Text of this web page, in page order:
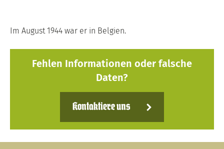
Im August 1944 war er in Belgien.
Fehlen Informationen oder falsche
Daten?
Kontaktiere uns